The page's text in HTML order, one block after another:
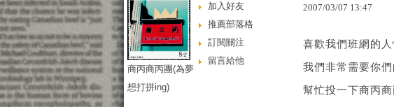
2007/03/07 13:47
喜歡我們班網的
我們非常需要你
幫忙投一下商丙
加入好友
推薦部落格
訂閱關注
留言給他
商丙商丙團(為夢
想打拼ing)